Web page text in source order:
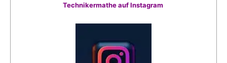
Technikermathe auf Instagram